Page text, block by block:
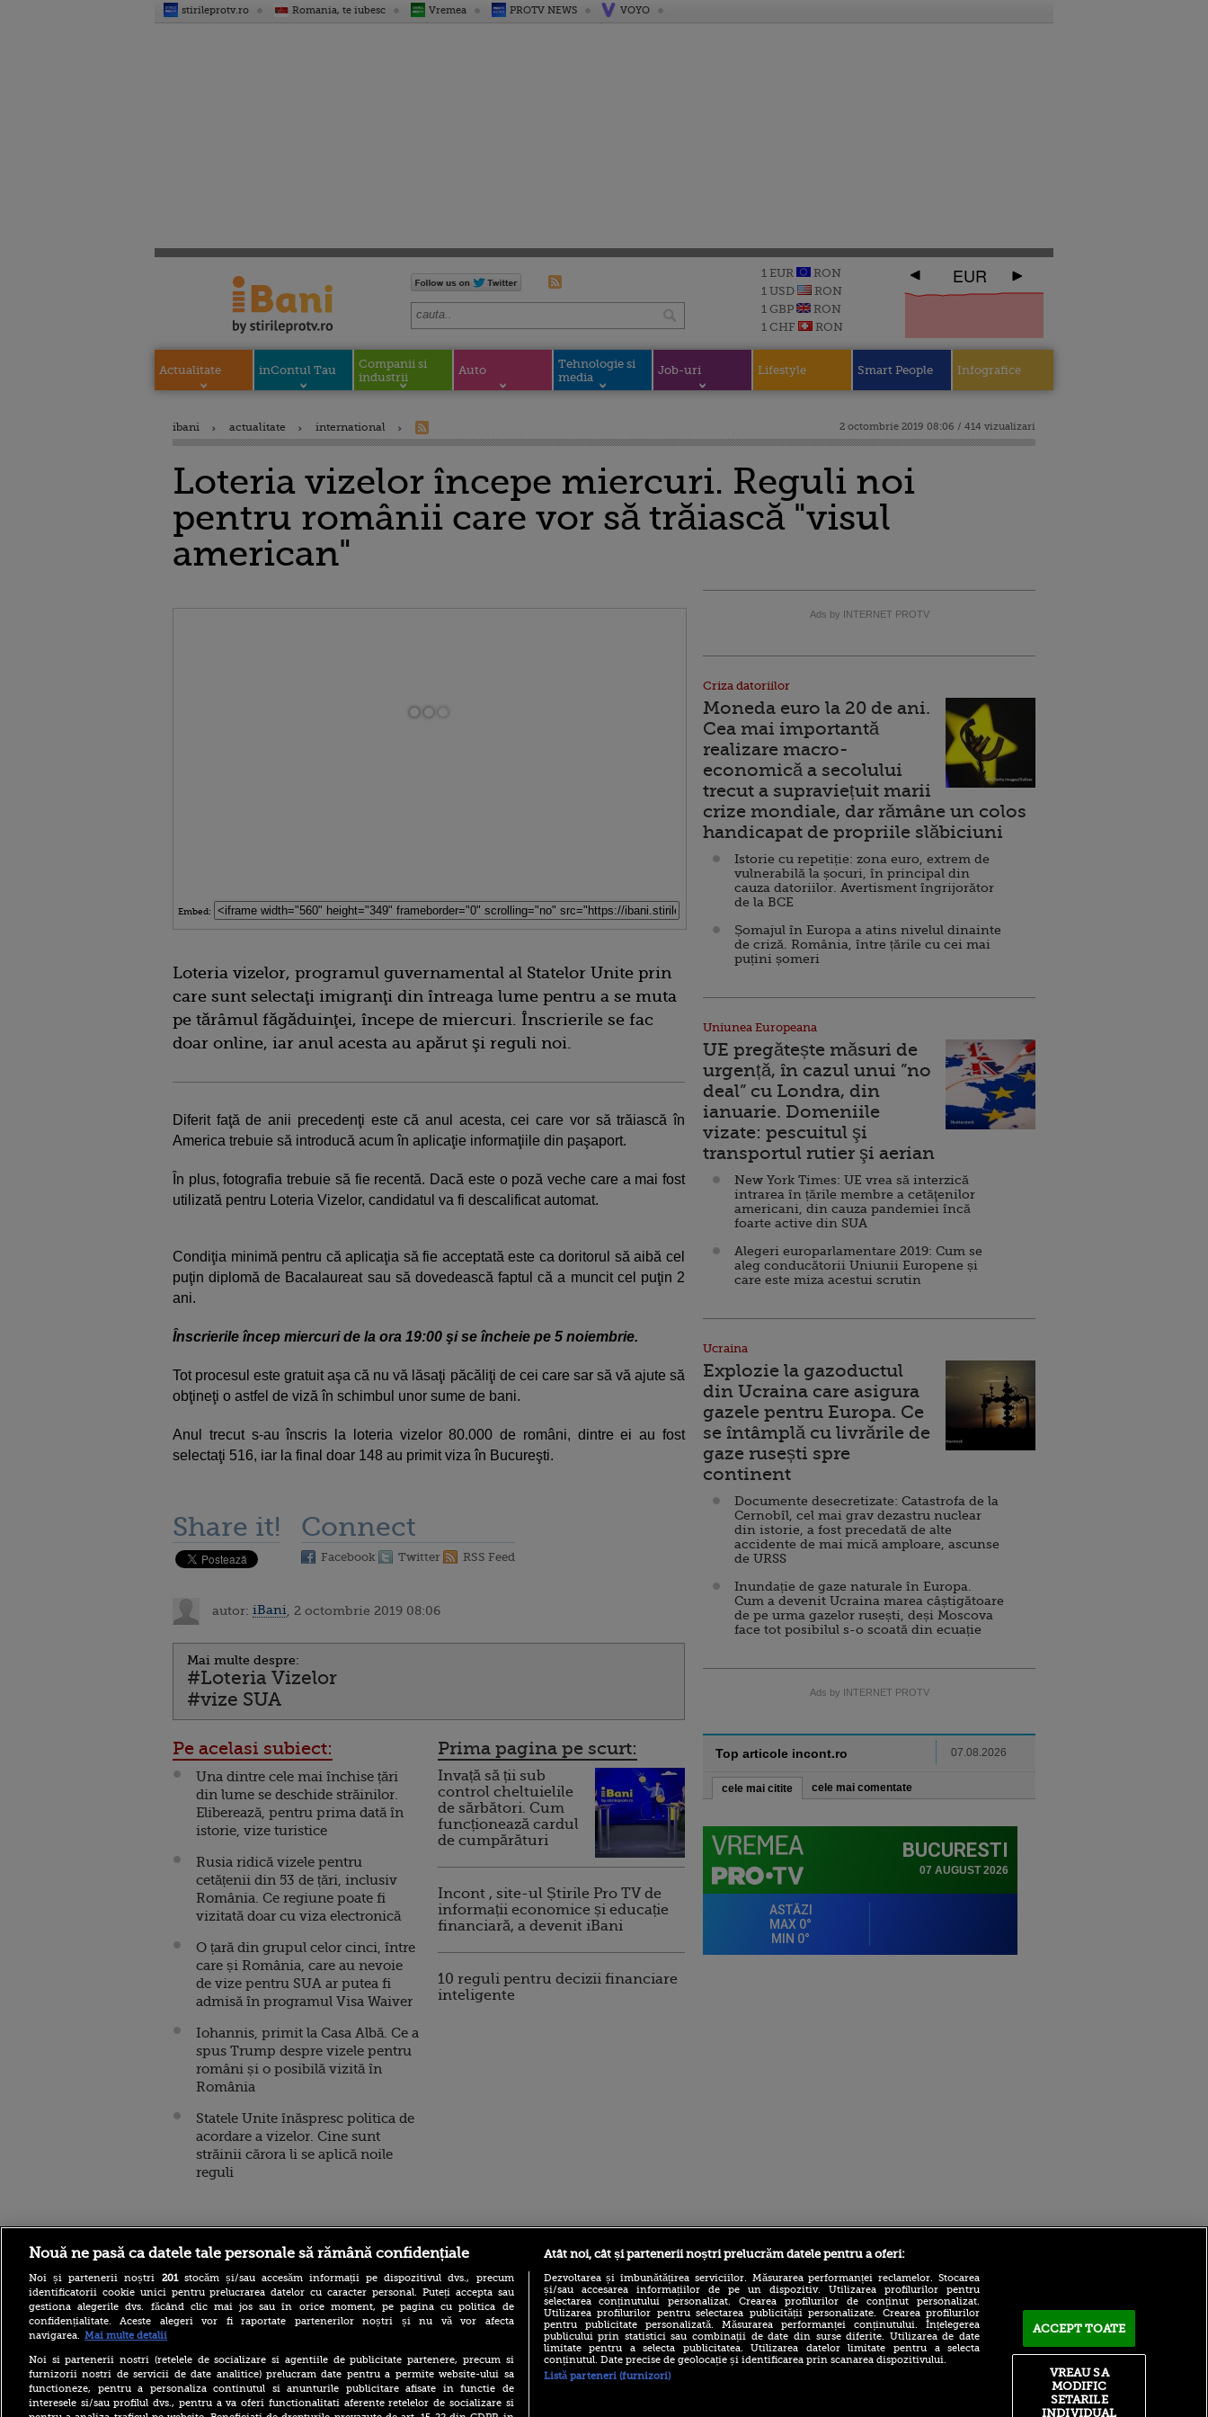
stirileprotv.ro Romania, te iubesc Vremea PROTV NEWS VOYO
1 EUR
RON
1 USD
RON
1 GBP
RON
1 CHF
RON
EUR
Actualitate inContul Tau
Companii si
industrii
Auto
Tehnologie si
media
Job-uri Lifestyle Smart People Infografice
ibani actualitate international 2 octombrie 2019 08:06 / 414 vizualizari
Loteria vizelor începe miercuri. Reguli noi
pentru românii care vor să trăiască "visul
american"
Embed:
Loteria vizelor, programul guvernamental al Statelor Unite prin
care sunt selectaţi imigranţi din întreaga lume pentru a se muta
pe tărâmul făgăduinţei, începe de miercuri. Înscrierile se fac
doar online, iar anul acesta au apărut şi reguli noi.
Diferit faţă de anii precedenţi este că anul acesta, cei care vor să trăiască în
America trebuie să introducă acum în aplicaţie informaţiile din paşaport.
În plus, fotografia trebuie să fie recentă. Dacă este o poză veche care a mai fost
utilizată pentru Loteria Vizelor, candidatul va fi descalificat automat.
Condiţia minimă pentru că aplicaţia să fie acceptată este ca doritorul să aibă cel
puţin diplomă de Bacalaureat sau să dovedească faptul că a muncit cel puţin 2
ani.
Înscrierile încep miercuri de la ora 19:00 şi se încheie pe 5 noiembrie.
Tot procesul este gratuit aşa că nu vă lăsaţi păcăliţi de cei care sar să vă ajute să
obţineţi o astfel de viză în schimbul unor sume de bani.
Anul trecut s-au înscris la loteria vizelor 80.000 de români, dintre ei au fost
selectaţi 516, iar la final doar 148 au primit viza în Bucureşti.
Share it! Connect
Facebook Twitter RSS Feed
autor: iBani , 2 octombrie 2019 08:06
Mai multe despre:
#Loteria Vizelor
#vize SUA
Pe acelasi subiect:
Una dintre cele mai închise țări
din lume se deschide străinilor.
Eliberează, pentru prima dată în
istorie, vize turistice
Rusia ridică vizele pentru
cetățenii din 53 de țări, inclusiv
România. Ce regiune poate fi
vizitată doar cu viza electronică
O țară din grupul celor cinci, între
care și România, care au nevoie
de vize pentru SUA ar putea fi
admisă în programul Visa Waiver
Iohannis, primit la Casa Albă. Ce a
spus Trump despre vizele pentru
români și o posibilă vizită în
România
Statele Unite înăspresc politica de
acordare a vizelor. Cine sunt
străinii cărora li se aplică noile
reguli
Prima pagina pe scurt:
Invață să ții sub
control cheltuielile
de sărbători. Cum
funcționează cardul
de cumpărături
Incont , site-ul Știrile Pro TV de
informații economice și educație
financiară, a devenit iBani
10 reguli pentru decizii financiare
inteligente
Ads by INTERNET PROTV
Criza datoriilor
Moneda euro la 20 de ani.
Cea mai importantă
realizare macro-
economică a secolului
trecut a supraviețuit marii
crize mondiale, dar rămâne un colos
handicapat de propriile slăbiciuni
Istorie cu repetiție: zona euro, extrem de
vulnerabilă la șocuri, în principal din
cauza datoriilor. Avertisment îngrijorător
de la BCE
Șomajul în Europa a atins nivelul dinainte
de criză. România, între țările cu cei mai
puțini șomeri
Uniunea Europeana
UE pregătește măsuri de
urgență, în cazul unui ”no
deal” cu Londra, din
ianuarie. Domeniile
vizate: pescuitul şi
transportul rutier şi aerian
New York Times: UE vrea să interzică
intrarea în țările membre a cetăţenilor
americani, din cauza pandemiei încă
foarte active din SUA
Alegeri europarlamentare 2019: Cum se
aleg conducătorii Uniunii Europene și
care este miza acestui scrutin
Ucraina
Explozie la gazoductul
din Ucraina care asigura
gazele pentru Europa. Ce
se întâmplă cu livrările de
gaze rusești spre
continent
Documente desecretizate: Catastrofa de la
Cernobîl, cel mai grav dezastru nuclear
din istorie, a fost precedată de alte
accidente de mai mică amploare, ascunse
de URSS
Inundație de gaze naturale în Europa.
Cum a devenit Ucraina marea câștigătoare
de pe urma gazelor rusești, deși Moscova
face tot posibilul s-o scoată din ecuație
Ads by INTERNET PROTV
Top articole incont.ro 07.08.2026
cele mai citite cele mai comentate
Stirileprotv.ro
Portocale – beneficii,
proprietăți nutriționale și
utilizări surprinzătoare
ilike-it.ro foodstory.ro
(P) Descoperă Lumea
Procinema.ro Sport.ro
Antonio Folha, OUT! El e
Nouă ne pasă ca datele tale personale să rămână confidențiale
Noi și partenerii noștri 201stocăm și/sau accesăm informații pe dispozitivul dvs., precum
identificatorii cookie unici pentru prelucrarea datelor cu caracter personal. Puteți accepta sau
gestiona alegerile dvs. făcând clic mai jos sau în orice moment, pe pagina cu politica de
confidențialitate. Aceste alegeri vor fi raportate partenerilor noștri și nu vă vor afecta
navigarea. Mai multe detalii
Noi si partenerii nostri (retelele de socializare si agentiile de publicitate partenere, precum si
furnizorii nostri de servicii de date analitice) prelucram date pentru a permite website-ului sa
functioneze, pentru a personaliza continutul si anunturile publicitare afisate in functie de
interesele si/sau profilul dvs., pentru a va oferi functionalitati aferente retelelor de socializare si
Atât noi, cât și partenerii noștri prelucrăm datele pentru a oferi:
Dezvoltarea și îmbunătățirea serviciilor. Măsurarea performanței reclamelor. Stocarea
și/sau accesarea informațiilor de pe un dispozitiv. Utilizarea profilurilor pentru
selectarea conținutului personalizat. Crearea profilurilor de conținut personalizat.
Utilizarea profilurilor pentru selectarea publicității personalizate. Crearea profilurilor
pentru publicitate personalizată. Măsurarea performanței conținutului. Înțelegerea
publicului prin statistici sau combinații de date din surse diferite. Utilizarea de date
limitate pentru a selecta publicitatea. Utilizarea datelor limitate pentru a selecta
conținutul. Date precise de geolocație și identificarea prin scanarea dispozitivului.
Listă parteneri (furnizori)
ACCEPT TOATE
VREAU SA
MODIFIC
SETARILE
INDIVIDUAL